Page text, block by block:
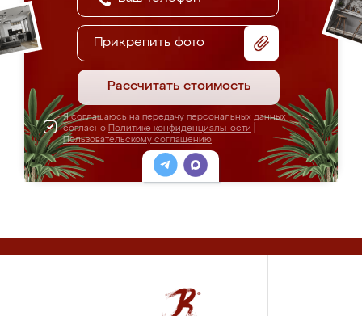
Прикрепить фото
Рассчитать стоимость
Я соглашаюсь на передачу персональных данных
согласно Политике конфиденциальности
Пользовательскому соглашению